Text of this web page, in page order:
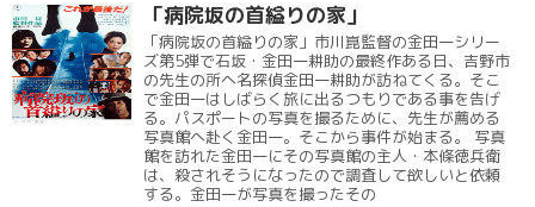
「病院坂の首縊りの家」
「病院坂の首縊りの家」市川崑監督の金田一シリー
ズ第5弾で石坂・金田一耕助の最終作ある日、吉野市
の先生の所へ名探偵金田一耕助が訪ねてくる。そこ
で金田一はしばらく旅に出るつもりである事を告げ
る。パスポートの写真を撮るために、先生が薦める
写真館へ赴く金田一。そこから事件が始まる。 写真
館を訪れた金田一にその写真館の主人・本條徳兵衛
は、殺されそうになったので調査して欲しいと依頼
する。金田一が写真を撮ったその